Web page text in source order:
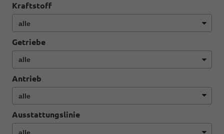
Kraftstoff
Getriebe
Antrieb
Ausstattungslinie